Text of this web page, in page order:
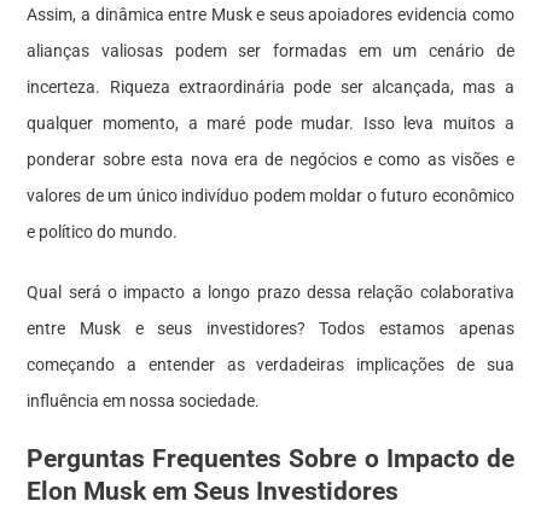
Assim, a dinâmica entre Musk e seus apoiadores evidencia como
alianças valiosas podem ser formadas em um cenário de
incerteza. Riqueza extraordinária pode ser alcançada, mas a
qualquer momento, a maré pode mudar. Isso leva muitos a
ponderar sobre esta nova era de negócios e como as visões e
valores de um único indivíduo podem moldar o futuro econômico
e político do mundo.
Qual será o impacto a longo prazo dessa relação colaborativa
entre Musk e seus investidores? Todos estamos apenas
começando a entender as verdadeiras implicações de sua
influência em nossa sociedade.
Perguntas Frequentes Sobre o Impacto de
Elon Musk em Seus Investidores